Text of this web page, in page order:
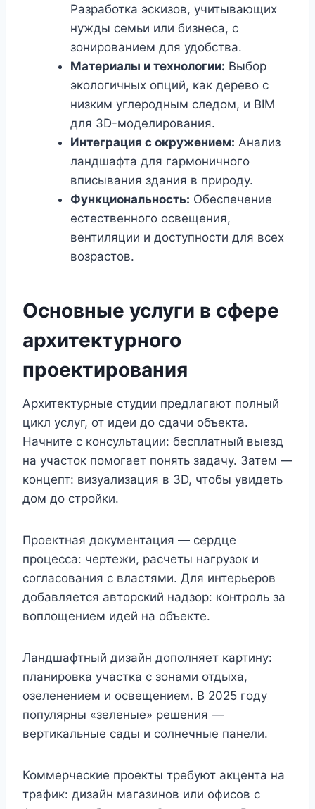
Разработка эскизов, учитывающих
нужды семьи или бизнеса, с
зонированием для удобства.
Материалы и технологии: Выбор
экологичных опций, как дерево с
низким углеродным следом, и BIM
для 3D-моделирования.
Интеграция с окружением: Анализ
ландшафта для гармоничного
вписывания здания в природу.
Функциональность: Обеспечение
естественного освещения,
вентиляции и доступности для всех
возрастов.
Основные услуги в сфере
архитектурного
проектирования
Архитектурные студии предлагают полный
цикл услуг, от идеи до сдачи объекта.
Начните с консультации: бесплатный выезд
на участок помогает понять задачу. Затем —
концепт: визуализация в 3D, чтобы увидеть
дом до стройки.
Проектная документация — сердце
процесса: чертежи, расчеты нагрузок и
согласования с властями. Для интерьеров
добавляется авторский надзор: контроль за
воплощением идей на объекте.
Ландшафтный дизайн дополняет картину:
планировка участка с зонами отдыха,
озеленением и освещением. В 2025 году
популярны «зеленые» решения —
вертикальные сады и солнечные панели.
Коммерческие проекты требуют акцента на
трафик: дизайн магазинов или офисов с